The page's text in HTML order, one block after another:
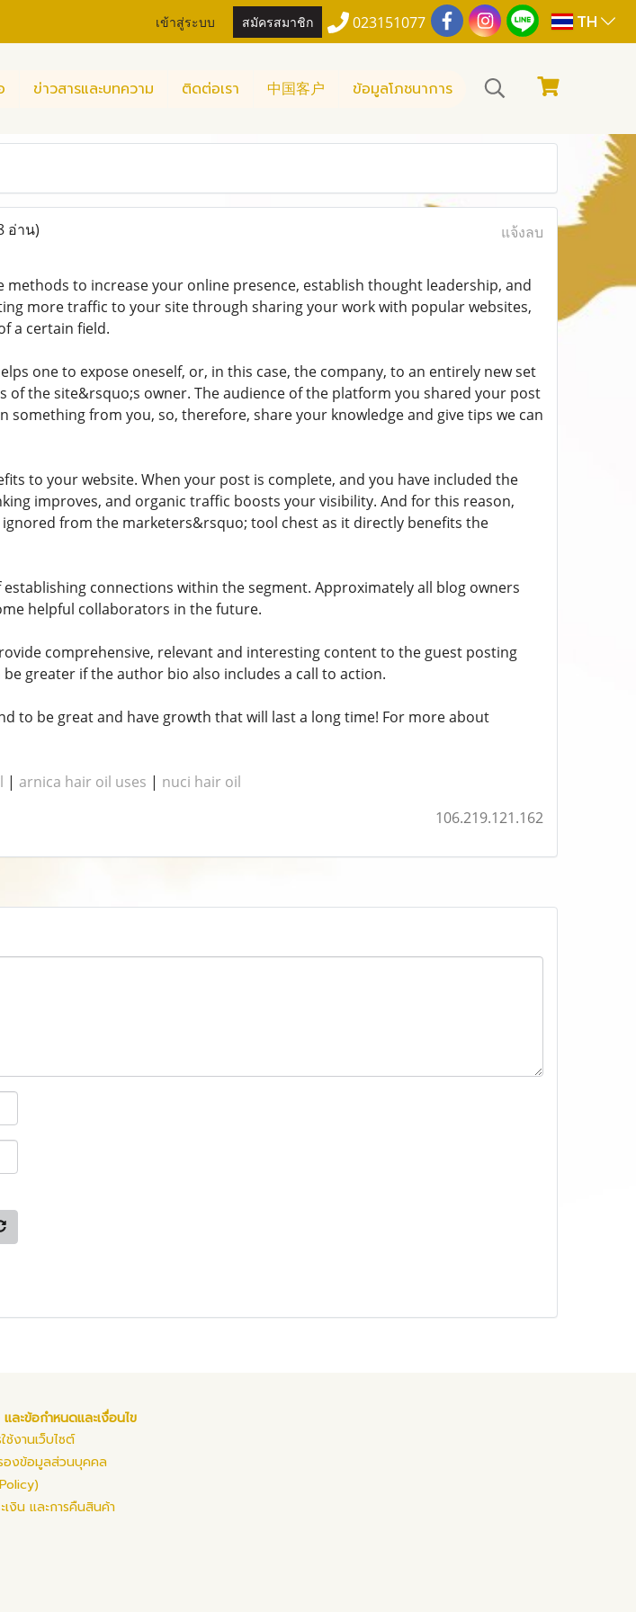
เข้าสู่ระบบ สมัครสมาชิก 023151077 TH
ข่าวสารและบทความ ติดต่อเรา 中国客户 ข้อมูลโภชนาการ
อ่าน) แจ้งลบ
to increase your online presence, establish thought leadership, and
more traffic to your site through sharing your work with popular websites,
a certain field.
one to expose oneself, or, in this case, the company, to an entirely new set
of the site&rsquo;s owner. The audience of the platform you shared your post
something from you, so, therefore, share your knowledge and give tips we can
to your website. When your post is complete, and you have included the
improves, and organic traffic boosts your visibility. And for this reason,
from the marketers&rsquo; tool chest as it directly benefits the
connections within the segment. Approximately all blog owners
helpful collaborators in the future.
comprehensive, relevant and interesting content to the guest posting
greater if the author bio also includes a call to action.
to be great and have growth that will last a long time! For more about
| arnica hair oil uses ​​​​ | nuci hair oil
106.219.121.162
ละข้อกำหนดและเงื่อนไข
ช้งานเว็บไซต์
องข้อมูลส่วนบุคคล
เงิน และการคืนสินค้า